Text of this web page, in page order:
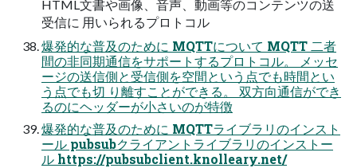
HTML文書や画像、音声、動画等のコンテンツの送
受信に 用いられるプロトコル
爆発的な普及のために MQTTについて MQTT 二者
間の非同期通信をサポートするプロトコル。 メッセ
ージの送信側と受信側を空間という点でも時間とい
う点でも切 り離すことができる。 双方向通信ができ
るのにヘッダーが小さいのが特徴
爆発的な普及のために MQTTライブラリのインスト
ール pubsubクライアントライブラリのインストー
ル https://pubsubclient.knolleary.net/